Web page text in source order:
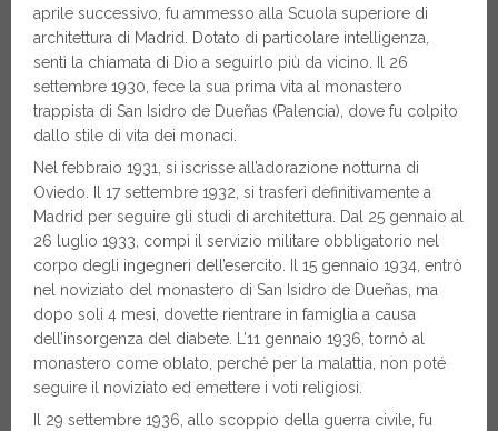
aprile successivo, fu ammesso alla Scuola superiore di
architettura di Madrid. Dotato di particolare intelligenza,
sentì la chiamata di Dio a seguirlo più da vicino. Il 26
settembre 1930, fece la sua prima vita al monastero
trappista di San Isidro de Dueñas (Palencia), dove fu colpito
dallo stile di vita dei monaci.
Nel febbraio 1931, si iscrisse all’adorazione notturna di
Oviedo. Il 17 settembre 1932, si trasferì definitivamente a
Madrid per seguire gli studi di architettura. Dal 25 gennaio al
26 luglio 1933, compì il servizio militare obbligatorio nel
corpo degli ingegneri dell’esercito. Il 15 gennaio 1934, entrò
nel noviziato del monastero di San Isidro de Dueñas, ma
dopo soli 4 mesi, dovette rientrare in famiglia a causa
dell’insorgenza del diabete. L’11 gennaio 1936, tornò al
monastero come oblato, perché per la malattia, non poté
seguire il noviziato ed emettere i voti religiosi.
Il 29 settembre 1936, allo scoppio della guerra civile, fu